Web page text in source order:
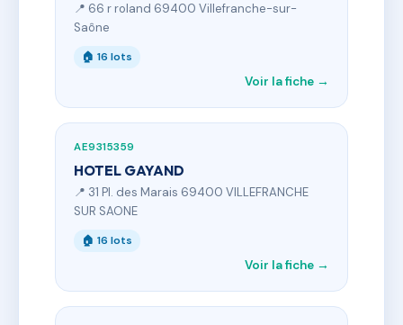
📍 66 r roland 69400 Villefranche-sur-
Saône
🏠 16 lots
Voir la fiche →
AE9315359
HOTEL GAYAND
📍 31 Pl. des Marais 69400 VILLEFRANCHE
SUR SAONE
🏠 16 lots
Voir la fiche →